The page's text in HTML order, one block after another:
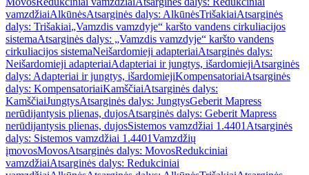
vamzdžiaiAlkūnėsAtsarginės dalys: AlkūnėsTrišakiaiAtsarginės
dalys: Trišakiai„Vamzdis vamzdyje“ karšto vandens cirkuliacijos
sistemaAtsarginės dalys: „Vamzdis vamzdyje“ karšto vandens
cirkuliacijos sistemaNeišardomieji adapteriaiAtsarginės dalys:
Neišardomieji adapteriaiAdapteriai ir jungtys, išardomiejiAtsarginės
dalys: Adapteriai ir jungtys, išardomiejiKompensatoriaiAtsarginės
dalys: KompensatoriaiKamščiaiAtsarginės dalys:
KamščiaiJungtysAtsarginės dalys: JungtysGeberit Mapress
nerūdijantysis plienas, dujosAtsarginės dalys: Geberit Mapress
nerūdijantysis plienas, dujosSistemos vamzdžiai 1.4401 Atsarginės
dalys: Sistemos vamzdžiai 1.4401Vamzdžių
įmovosMovosAtsarginės dalys: MovosRedukciniai
vamzdžiaiAtsarginės dalys: Redukciniai